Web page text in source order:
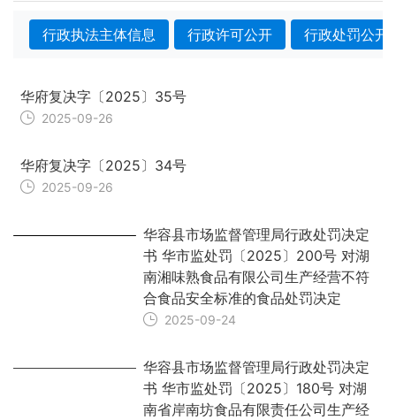
行政执法主体信息 行政许可公开 行政处罚公开
华府复决字〔2025〕35号
2025-09-26
华府复决字〔2025〕34号
2025-09-26
华容县市场监督管理局行政处罚决定
书 华市监处罚〔2025〕200号 对湖
南湘味熟食品有限公司生产经营不符
合食品安全标准的食品处罚决定
2025-09-24
华容县市场监督管理局行政处罚决定
书 华市监处罚〔2025〕180号 对湖
南省岸南坊食品有限责任公司生产经